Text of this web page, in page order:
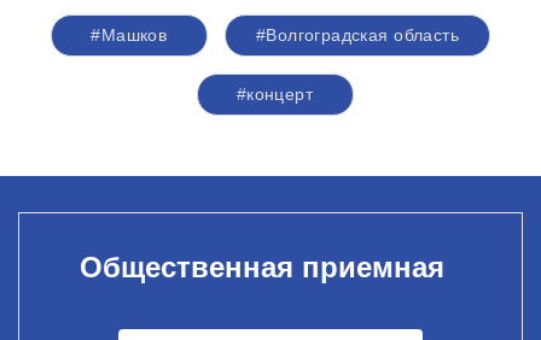
#Машков #Волгоградская область
#концерт
Общественная приемная